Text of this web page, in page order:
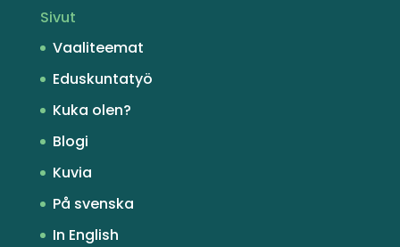
Sivut
Vaaliteemat
Eduskuntatyö
Kuka olen?
Blogi
Kuvia
På svenska
In English